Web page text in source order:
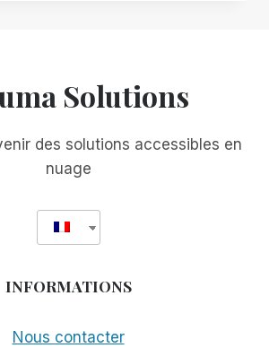
AVEUGLE
Solutions
des solutions accessibles en
nuage
INFORMATIONS
Nous contacter